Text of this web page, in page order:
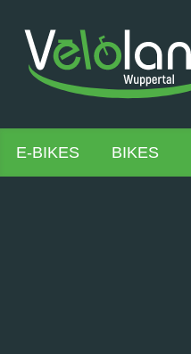
E-BIKES BIKES